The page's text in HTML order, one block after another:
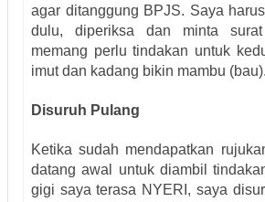
agar ditanggung BPJS. Saya
dulu, diperiksa dan minta
memang perlu tindakan untuk
imut dan kadang bikin mambu (bau).
Disuruh Pulang
Ketika sudah mendapatkan
datang awal untuk diambil
gigi saya terasa NYERI, saya